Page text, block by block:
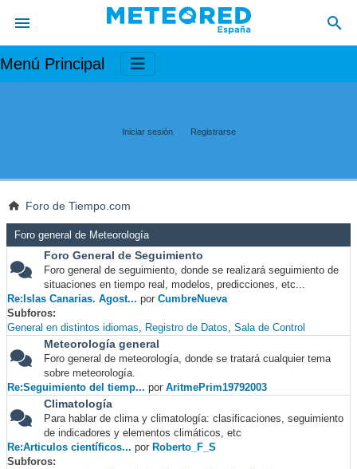
Menú Principal
Iniciar sesión Registrarse
Foro de Tiempo.com
Foro general de Meteorología
Foro General de Seguimiento
Foro general de seguimiento, donde se realizará seguimiento de
situaciones en tiempo real, modelos, predicciones, etc...
Re:Islas Canarias. Agost... por CumbreNueva
Subforos
General en distintos idiomas
Registro de Datos Sala de Control
Meteorología general
Foro general de meteorología, donde se tratará cualquier tema
sobre meteorología.
Re:Seguimiento del tiemp... por AritmePrim19792003
Climatología
Para hablar de clima y climatología: clasificaciones, seguimiento
de indicadores y elementos climáticos, etc
Re:Articulos científicos... por Roberto_F_S
Subforos